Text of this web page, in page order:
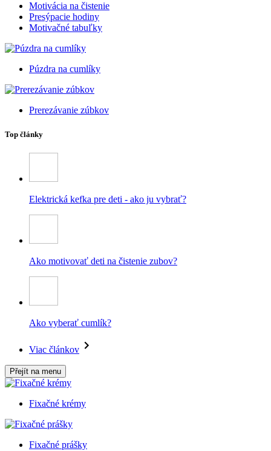
Motivácia na čistenie
Presýpacie hodiny
Motivačné tabuľky
Púzdra na cumlíky
Prerezávanie zúbkov
Top články
Elektrická kefka pre deti - ako ju vybrať?
Ako motivovať deti na čistenie zubov?
Ako vyberať cumlík?
Viac článkov
Přejít na menu
Fixačné krémy
Fixačné prášky